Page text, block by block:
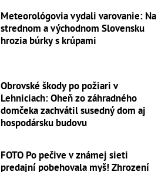
Meteorológovia vydali varovanie: Na
strednom a východnom Slovensku
hrozia búrky s krúpami
Obrovské škody po požiari v
Lehniciach: Oheň zo záhradného
domčeka zachvátil susedný dom aj
hospodársku budovu
FOTO Po pečive v známej sieti
predajní pobehovala myš! Zhrození